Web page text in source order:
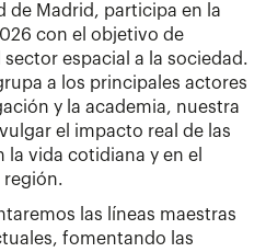
de Madrid, participa en la
con el objetivo de
espacial a la sociedad.
a los principales actores
y la academia, nuestra
el impacto real de las
la vida cotidiana y en el
región.
las líneas maestras
fomentando las